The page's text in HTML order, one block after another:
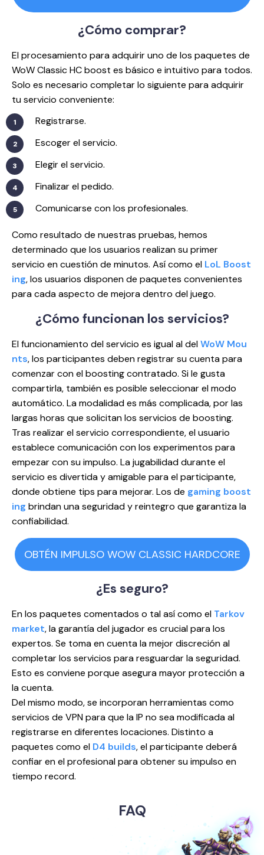
¿Cómo comprar?
El procesamiento para adquirir uno de los paquetes de
WoW Classic HC boost es básico e intuitivo para todos.
Solo es necesario completar lo siguiente para adquirir
tu servicio conveniente:
Registrarse.
Escoger el servicio.
Elegir el servicio.
Finalizar el pedido.
Comunicarse con los profesionales.
Como resultado de nuestras pruebas, hemos
determinado que los usuarios realizan su primer
servicio en cuestión de minutos. Así como el LoL Boost
ing, los usuarios disponen de paquetes convenientes
para cada aspecto de mejora dentro del juego.
¿Cómo funcionan los servicios?
El funcionamiento del servicio es igual al delWoW Mou
nts, los participantes deben registrar su cuenta para
comenzar con el boosting contratado. Si le gusta
compartirla, también es posible seleccionar el modo
automático. La modalidad es más complicada, por las
largas horas que solicitan los servicios de boosting.
Tras realizar el servicio correspondiente, el usuario
establece comunicación con los experimentos para
empezar con su impulso. La jugabilidad durante el
servicio es divertida y amigable para el participante,
donde obtiene tips para mejorar. Los de gaming boost
ing brindan una seguridad y reintegro que garantiza la
confiabilidad.
OBTÉN IMPULSO WOW CLASSIC HARDCORE
¿Es seguro?
En los paquetes comentados o tal así como el Tarkov
market, la garantía del jugador es crucial para los
expertos. Se toma en cuenta la mejor discreción al
completar los servicios para resguardar la seguridad.
Esto es conviene porque asegura mayor protección a
la cuenta.
Del mismo modo, se incorporan herramientas como
servicios de VPN para que la IP no sea modificada al
registrarse en diferentes locaciones. Distinto a
paquetes como el D4 builds, el participante deberá
confiar en el profesional para obtener su impulso en
tiempo record.
FAQ